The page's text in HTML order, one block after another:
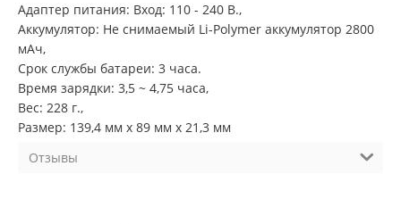
Адаптер питания: Вход: 110 - 240 В.,
Аккумулятор: Не снимаемый Li-Polymer аккумулятор 2800
мАч,
Срок службы батареи: 3 часа.
Время зарядки: 3,5 ~ 4,75 часа,
Вес: 228 г.,
Размер: 139,4 мм x 89 мм x 21,3 мм
Отзывы